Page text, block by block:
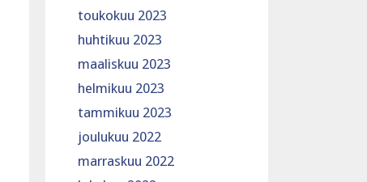
toukokuu 2023
huhtikuu 2023
maaliskuu 2023
helmikuu 2023
tammikuu 2023
joulukuu 2022
marraskuu 2022